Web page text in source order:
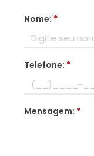
Nome: *
Telefone: *
Mensagem: *